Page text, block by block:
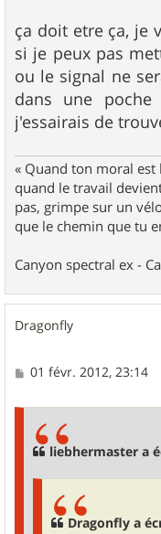
ça doit etre ça, je
si je peux pas
ou le signal ne
dans une
j'essairais de
« Quand ton moral
quand le travail
pas, grimpe sur un
que le chemin que tu
Canyon spectral ex -
Dragonfly
M
01 févr. 2012, 23:14
liebhermaster a
Dragonfly a